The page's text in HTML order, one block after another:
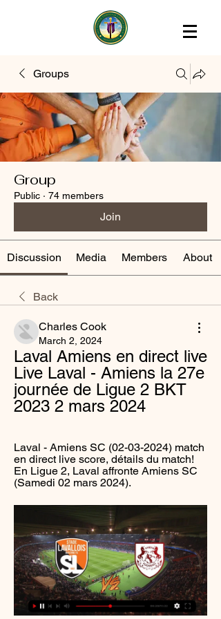
Groups
Group
Public · 74 members
Join
Discussion Media Members About
Back
Charles Cook
March 2, 2024
Laval Amiens en direct live
Live Laval - Amiens la 27e
journée de Ligue 2 BKT
2023 2 mars 2024
Laval - Amiens SC (02-03-2024) match
en direct live score, détails du match!
En Ligue 2, Laval affronte Amiens SC
(Samedi 02 mars 2024).